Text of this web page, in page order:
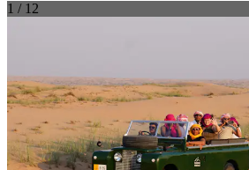
1 / 12